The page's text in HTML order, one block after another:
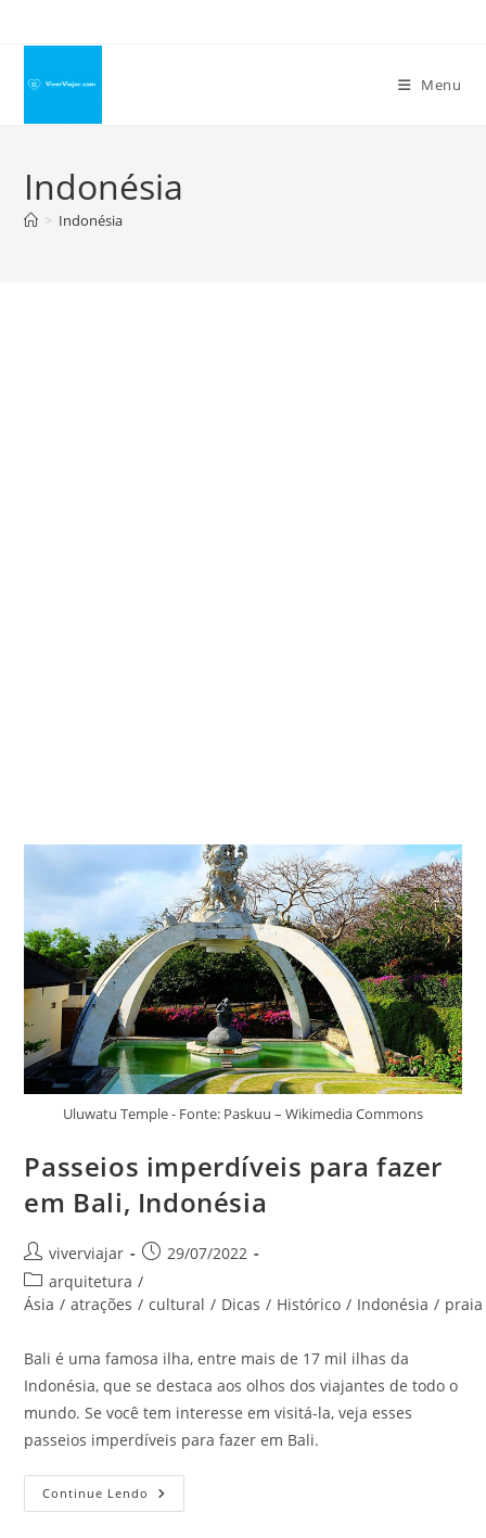
conteúdo
Menu
Indonésia
> Indonésia
Uluwatu Temple - Fonte: Paskuu – Wikimedia Commons
Passeios imperdíveis para fazer
em Bali, Indonésia
Autor
do
post:
viverviajar
Post
publicado:
29/07/2022
Categoria
do
arquitetura /
Ásia / atrações / cultural / Dicas / Histórico / Indonésia / praia
Bali é uma famosa ilha, entre mais de 17 mil ilhas da
Indonésia, que se destaca aos olhos dos viajantes de todo o
mundo. Se você tem interesse em visitá-la, veja esses
passeios imperdíveis para fazer em Bali.
Continue Lendo Passeios
Imperdíveis